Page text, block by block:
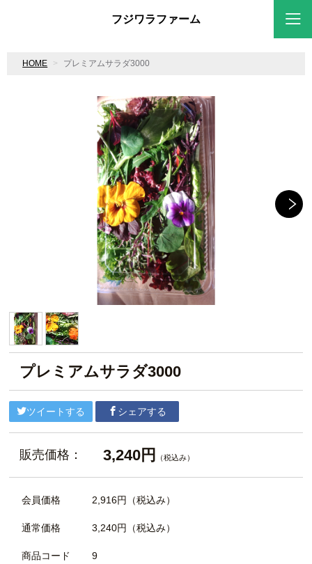
フジワラファーム
HOME プレミアムサラダ3000
プレミアムサラダ3000
ツイートする シェアする
販売価格： 3,240円 （税込み）
会員価格 2,916円 （税込み）
通常価格 3,240円 （税込み）
商品コード 9